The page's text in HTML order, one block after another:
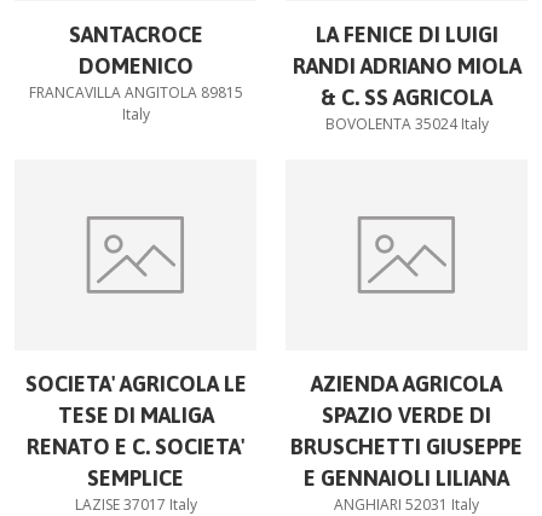
SANTACROCE
DOMENICO
FRANCAVILLA ANGITOLA 89815
Italy
LA FENICE DI LUIGI
RANDI ADRIANO MIOLA
& C. SS AGRICOLA
BOVOLENTA 35024 Italy
SOCIETA' AGRICOLA LE
TESE DI MALIGA
RENATO E C. SOCIETA'
SEMPLICE
LAZISE 37017 Italy
AZIENDA AGRICOLA
SPAZIO VERDE DI
BRUSCHETTI GIUSEPPE
E GENNAIOLI LILIANA
ANGHIARI 52031 Italy